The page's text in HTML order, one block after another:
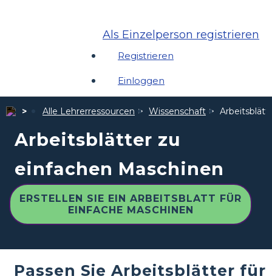
Als Einzelperson registrieren
Registrieren
Einloggen
Alle Lehrerressourcen Wissenschaft
Arbeitsblätter zu
einfachen Maschinen
ERSTELLEN SIE EIN ARBEITSBLATT FÜR
EINFACHE MASCHINEN
Passen Sie Arbeitsblätter für